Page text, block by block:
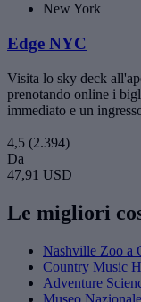
New York
Edge NYC
Visita lo sky deck
prenotando online i
immediato e un
4,5 (2.394)
Da
47,91 USD
Le migliori
Nashville Zoo a
Country Music
Adventure
Museo